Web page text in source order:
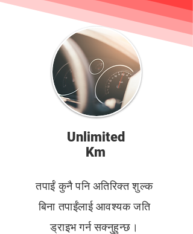
Unlimited
Km
तपाईं कुनै पनि अतिरिक्त शुल्क
बिना तपाईंलाई आवश्यक जति
ड्राइभ गर्न सक्नुहुन्छ।